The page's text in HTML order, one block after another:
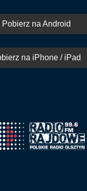
Pobierz na Android
na iPhone / iPad